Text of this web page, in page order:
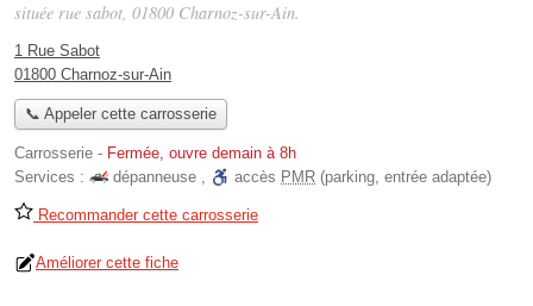
située rue sabot, 01800 Charnoz-sur-Ain.
1 Rue Sabot
01800 Charnoz-sur-Ain
📞 Appeler cette carrosserie
Carrosserie - Fermée, ouvre demain à 8h
Services :
dépanneuse , accès PMR (parking, entrée adaptée)
Recommander cette carrosserie
Améliorer cette fiche